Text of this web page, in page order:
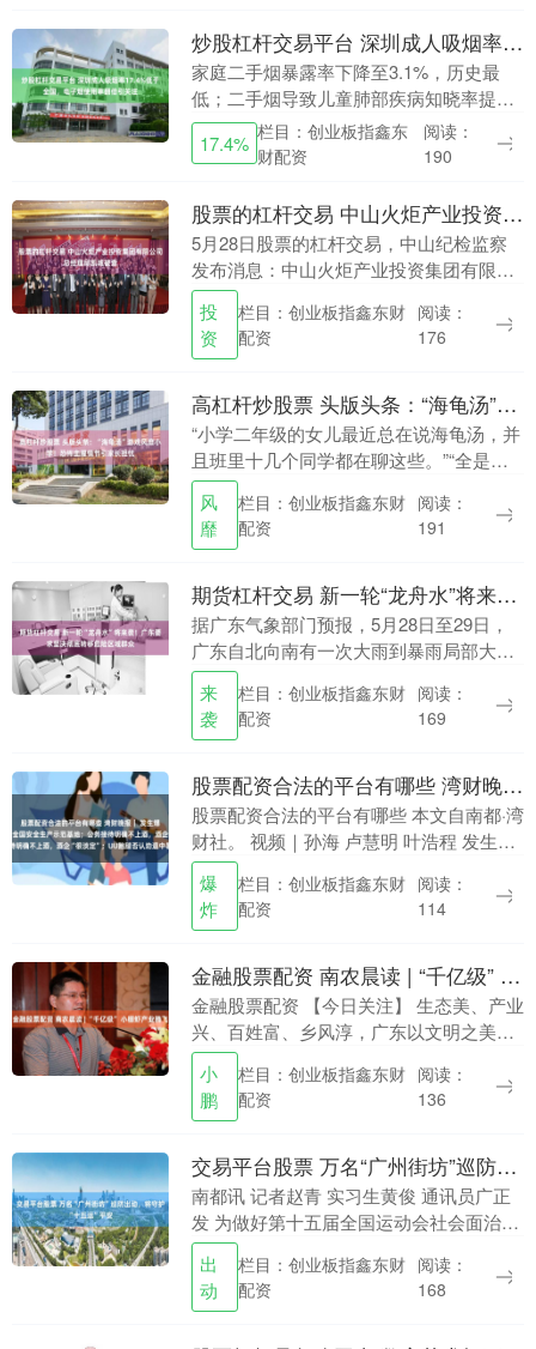
炒股杠杆交易平台 深圳成人吸烟率17.4%低于全国，电子烟使用率翻倍引关注
家庭二手烟暴露率下降至3.1%，历史最
低；二手烟导致儿童肺部疾病知晓率提升
至81.5%，历史最高；15岁及以上人群电
子烟现在使用率1.6%，较2023年增长1
17.4%
栏目：创业板指鑫东
财配资
阅读：
190
股票的杠杆交易 中山火炬产业投资集团有限公司总经理邱凯城被查
5月28日股票的杠杆交易，中山纪检监察
发布消息：中山火炬产业投资集团有限公
司总经理邱凯城涉嫌严重违纪违法，目前
正接受中山市纪委监委纪律审查和监察调
查。 公开资料....
投
资
栏目：创业板指鑫东财
配资
阅读：
176
高杠杆炒股票 头版头条：“海龟汤”游戏风靡小学！恐怖血腥情节引家长担忧
“小学二年级的女儿最近总在说海龟汤，并
且班里十几个同学都在聊这些。”“全是各
种杀人故事，看完后很后怕。”近日，有不
少市民反映，自己正在读小学孩子所在的
班级，突然....
风
靡
栏目：创业板指鑫东财
配资
阅读：
191
期货杠杆交易 新一轮“龙舟水”将来袭！广东要求坚决彻底转移危险区域群众
据广东气象部门预报，5月28日至29日，
广东自北向南有一次大雨到暴雨局部大暴
雨过程。27日，省防汛防旱防风总指挥部
（以下简称“省防总”）召开视频会议期货
杠杆交易....
来
袭
栏目：创业板指鑫东财
配资
阅读：
169
股票配资合法的平台有哪些 湾财晚报｜ 发生爆炸的山东友道化学曾为全国安全生产示范基地；公务接待明确不上酒，酒企“很淡定”；UU跑腿否认劝退中暑员工
股票配资合法的平台有哪些 本文自南都·湾
财社。 视频｜孙海 卢慧明 叶浩程 发生爆
炸的山东友道化学：曾称将建成本质安全
生产的示范基地 5月27日11时57分左右....
爆
炸
栏目：创业板指鑫东财
配资
阅读：
114
金融股票配资 南农晨读 | “千亿级” 小棚虾产业腾飞
金融股票配资 【今日关注】 生态美、产业
兴、百姓富、乡风淳，广东以文明之美塑
乡村之魂 突破传统宣讲模式，茂名根子镇
开设“柏桥讲堂”，用小讲堂讲活大思想；
围屋变“....
小
鹏
栏目：创业板指鑫东财
配资
阅读：
136
交易平台股票 万名“广州街坊”巡防出动，将守护“十五运”平安
南都讯 记者赵青 实习生黄俊 通讯员广正
发 为做好第十五届全国运动会社会面治安
防控交易平台股票，5月27日，广州市委
平安办联合广州市见义勇为基金会和白云
区委平安....
出
动
栏目：创业板指鑫东财
配资
阅读：
168